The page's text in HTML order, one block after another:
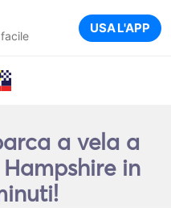
USA L'APP
a vela a
in